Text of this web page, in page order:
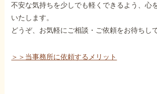
不安な気持ちを少しでも軽くできるよう、心
いたします。
どうぞ、お気軽にご相談・ご依頼をお待ちし
＞＞当事務所に依頼するメリット